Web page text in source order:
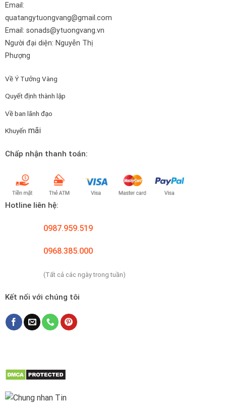
Email:
quatangytuongvang@gmail.com
Email: sonads@ytuongvang.vn
Người đại diện: Nguyễn Thị
Phượng
Về Ý Tưởng Vàng
Quyết định thành lập
Về ban lãnh đạo
Khuyến mãi
Chấp nhận thanh toán:
Hotline liên hệ:
0987.959.519
0968.385.000
(Tất cả các ngày trong tuần)
Kết nối với chúng tôi